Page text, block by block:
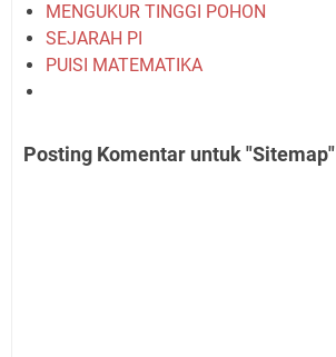
MENGUKUR TINGGI POHON
SEJARAH PI
PUISI MATEMATIKA
Posting Komentar untuk "Sitemap"